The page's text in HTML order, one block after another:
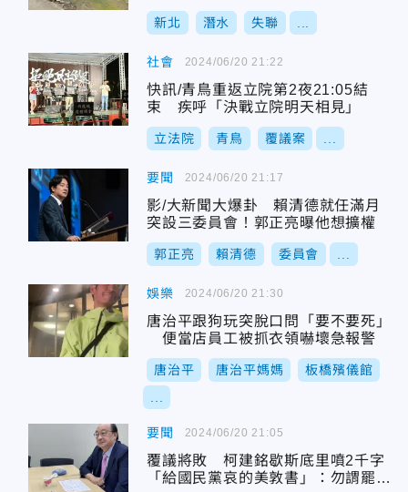
新北 潛水 失聯
社會
快訊/青鳥重返立院第2夜21:05結
束 疾呼「決戰立院明天相見」
立法院 青鳥 覆議案
2024/06/20 21:22
要聞
影/大新聞大爆卦 賴清德就任滿月
突設三委員會！郭正亮曝他想擴權
郭正亮 賴清德 委員會
2024/06/20 21:17
娛樂
唐治平跟狗玩突脫口問「要不要死」
便當店員工被抓衣領嚇壞急報警
唐治平 唐治平媽媽 板橋殯儀館
2024/06/20 21:30
要聞
覆議將敗 柯建銘歇斯底里噴2千字
「給國民黨哀的美敦書」：勿謂罷免
2024/06/20 21:05